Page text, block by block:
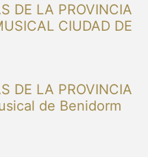
DE LA PROVINCIA
CIUDAD DE
DE LA PROVINCIA
de Benidorm